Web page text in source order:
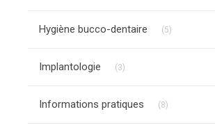
Hygiène bucco-dentaire (5)
Implantologie (3)
Informations pratiques (8)